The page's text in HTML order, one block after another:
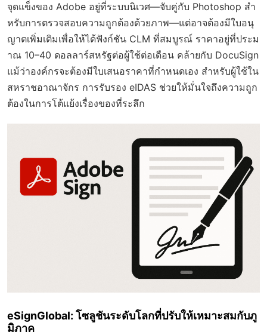
จุดแข็งของ Adobe อยู่ที่ระบบนิเวศ—จับคู่กับ Photoshop สำ
หรับการตรวจสอบความถูกต้องด้วยภาพ—แต่อาจต้องมีใบอนุ
ญาตเพิ่มเติมเพื่อให้ได้ฟังก์ชัน CLM ที่สมบูรณ์ ราคาอยู่ที่ประม
าณ 10–40 ดอลลาร์สหรัฐต่อผู้ใช้ต่อเดือน คล้ายกับ DocuSign
แม้ว่าองค์กรจะต้องมีใบเสนอราคาที่กำหนดเอง สำหรับผู้ใช้ใน
สหราชอาณาจักร การรับรอง eIDAS ช่วยให้มั่นใจถึงความถูก
ต้องในการโต้แย้งเรื่องของที่ระลึก
eSignGlobal: โซลูชันระดับโลกที่ปรับให้เหมาะสมกับภู
มิภาค